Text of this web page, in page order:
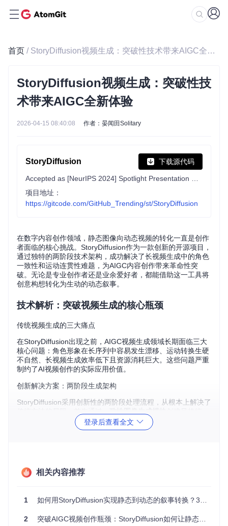
首页 / StoryDiffusion视频生成：突破性技术带来AIGC全新体验
StoryDiffusion视频生成：突破性技
术带来AIGC全新体验
2026-04-15 08:40:08 作者：晏闻田Solitary
StoryDiffusion 下载源代码
项目地址：
https://gitcode.com/GitHub_Trending/st/StoryDiffusion
在数字内容创作领域，静态图像向动态视频的转化一直是创作
者面临的核心挑战。StoryDiffusion作为一款创新的开源项目，
通过独特的两阶段技术架构，成功解决了长视频生成中的角色
一致性和运动连贯性难题，为AIGC内容创作带来革命性突
破。无论是专业创作者还是业余爱好者，都能借助这一工具将
创意构想转化为生动的动态叙事。
技术解析：突破视频生成的核心瓶颈
传统视频生成的三大痛点
在StoryDiffusion出现之前，AIGC视频生成领域长期面临三大
核心问题：角色形象在长序列中容易发生漂移、运动转换生硬
不自然、长视频生成效率低下且资源消耗巨大。这些问题严重
制约了AI视频创作的实际应用价值。
创新解决方案：两阶段生成架构
StoryDiffusion采用创新性的两阶段处理流程，从根本上解决了
的图像序列，确保角色特征在不同场景中保持稳定；随后利用
在语义空间中计算帧间运动轨迹，实现自然流畅
用压缩语义空间运动预测，计算效率提升60%；通过自注意力
脸"式的角色漂移问题。
登录后查看全文
相关内容推荐
1 如何用StoryDiffusion实现静态到动态的叙事转换？3大技术突破重新定义AIGC视频生成
2 突破AIGC视频创作瓶颈：StoryDiffusion如何让静态图像"活"起来